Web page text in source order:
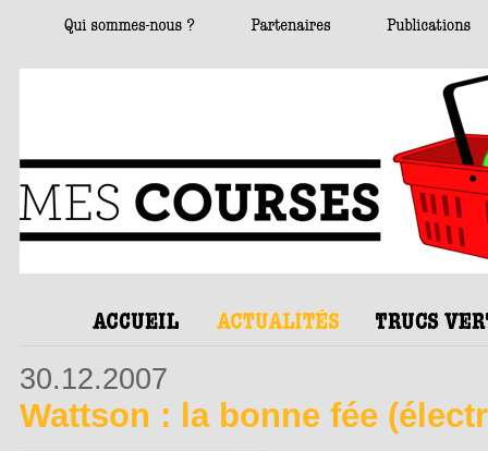
30.12.2007
Wattson : la bonne fée